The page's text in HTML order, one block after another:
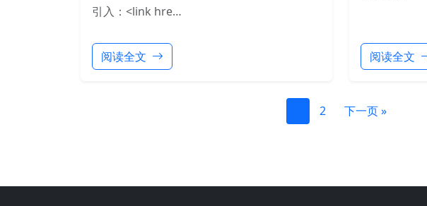
引入：<link hre…
阅读全文 阅读全文
2 下一页 »